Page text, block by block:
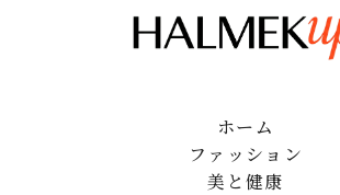
ホーム
ファッション
美と健康